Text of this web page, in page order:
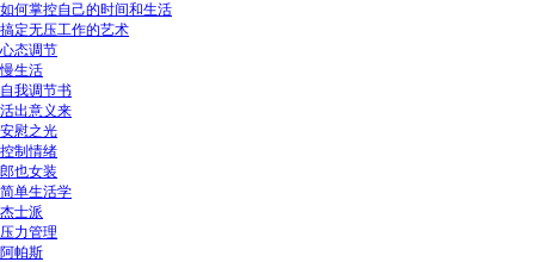
如何掌控自己的时间和生活
搞定无压工作的艺术
心态调节
慢生活
自我调节书
活出意义来
安慰之光
控制情绪
郎也女装
简单生活学
杰士派
压力管理
阿帕斯